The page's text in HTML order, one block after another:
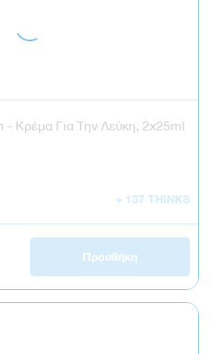
Κρέμα Για Την Λεύκη, 2x25ml
+ 137 THINKS
Προσθήκη